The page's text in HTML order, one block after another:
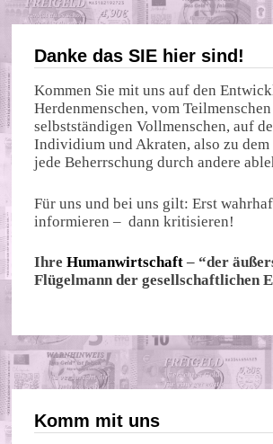
Danke das SIE hier sind!
Kommen Sie mit uns auf den
Herdenmenschen, vom
selbstständigen Vollmenschen, auf
Individium und Akraten, also zu dem
jede Beherrschung durch andere
Für uns und bei uns gilt: Erst
informieren – dann kritisieren!
IhreHumanwirtschaft – “der
Flügelmann der gesellschaftlichen
Komm mit uns